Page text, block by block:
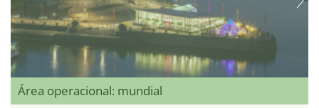
Área operacional: mundial